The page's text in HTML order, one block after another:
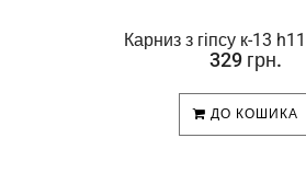
Карниз з гіпсу к-13
329 грн.
ДО КОШИКА